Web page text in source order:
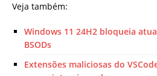
Veja também:
Windows 11 24H2 bloqueia
BSODs
Extensões maliciosas do